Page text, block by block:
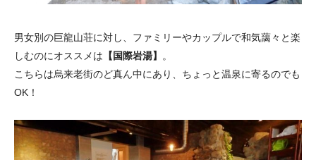
男女別の巨龍山荘に対し、ファミリーやカップルで和気藹々と楽
しむのにオススメは 【国際岩湯】
。
こちらは烏来老街のど真ん中にあり、ちょっと温泉に寄るのでも
OK！